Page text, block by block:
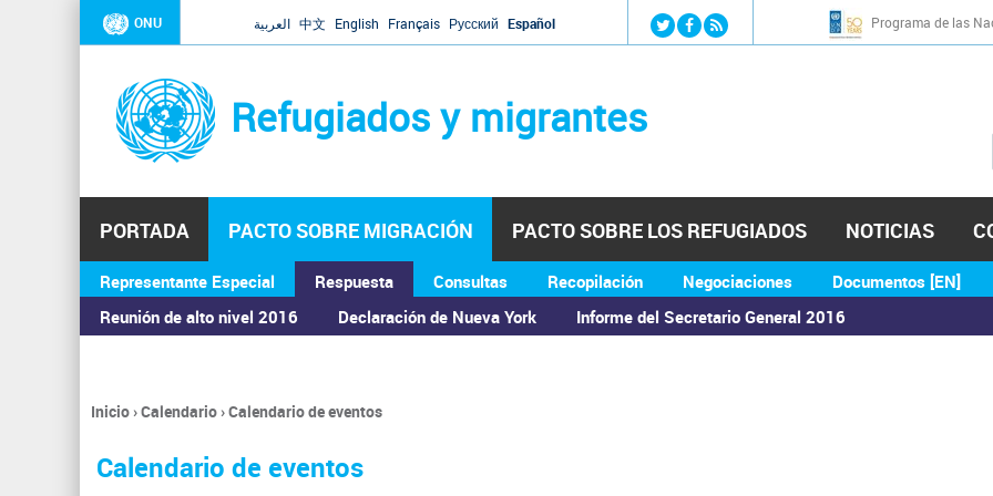
Jump to navigation
ONU العربية 中文 English Français Русский Español Programa de las
Refugiados y migrantes
PORTADA PACTO SOBRE MIGRACIÓN
Representante Especial
Respuesta
Reunión de alto nivel 2016
Declaración de Nueva York Informe del Secretario General 2016
Consultas Recopilación Negociaciones Documentos [EN]
PACTO SOBRE LOS REFUGIADOS NOTICIAS
ASAMBLEA GENERAL
Se
encuentra
usted
Inicio›Calendario›Calendario de eventos
Calendario de eventos